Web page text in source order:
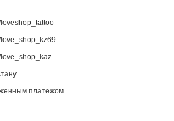
платежом.